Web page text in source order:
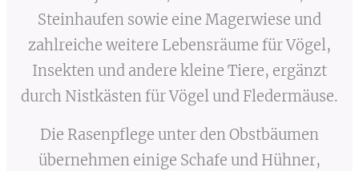
Steinhaufen sowie eine Magerwiese und
zahlreiche weitere Lebensräume für Vögel,
Insekten und andere kleine Tiere, ergänzt
durch Nistkästen für Vögel und Fledermäuse.
Die Rasenpflege unter den Obstbäumen
übernehmen einige Schafe und Hühner,